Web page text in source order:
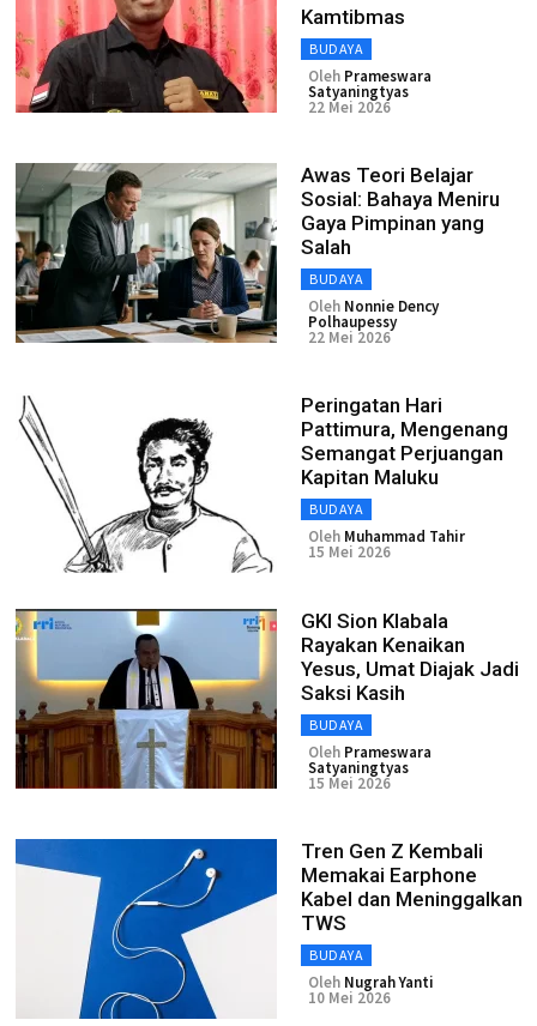
Kamtibmas
BUDAYA
Oleh Prameswara
Satyaningtyas
22 Mei 2026
Awas Teori Belajar
Sosial: Bahaya Meniru
Gaya Pimpinan yang
Salah
BUDAYA
Oleh Nonnie Dency
Polhaupessy
22 Mei 2026
Peringatan Hari
Pattimura, Mengenang
Semangat Perjuangan
Kapitan Maluku
BUDAYA
Oleh Muhammad Tahir
15 Mei 2026
GKI Sion Klabala
Rayakan Kenaikan
Yesus, Umat Diajak Jadi
Saksi Kasih
BUDAYA
Oleh Prameswara
Satyaningtyas
15 Mei 2026
Tren Gen Z Kembali
Memakai Earphone
Kabel dan Meninggalkan
TWS
BUDAYA
Oleh Nugrah Yanti
10 Mei 2026